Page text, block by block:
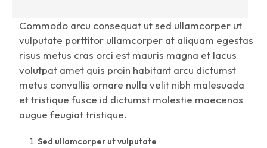
Commodo arcu consequat ut sed ullamcorper ut
vulputate porttitor ullamcorper at aliquam egestas
risus metus cras orci est mauris magna et lacus
volutpat amet quis proin habitant arcu dictumst
metus convallis ornare nulla velit nibh malesuada
et tristique fusce id dictumst molestie maecenas
augue feugiat tristique.
Sed ullamcorper ut vulputate